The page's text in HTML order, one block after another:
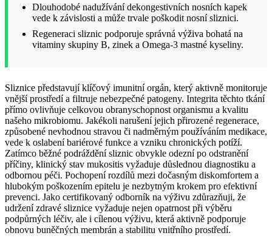
Dlouhodobé nadužívání dekongestivních nosních kapek
vede k závislosti a může trvale poškodit nosní sliznici.
Regeneraci sliznic podporuje správná výživa bohatá na
vitaminy skupiny B, zinek a Omega-3 mastné kyseliny.
Sliznice představují klíčový imunitní orgán, který aktivně monitoruje
vnější prostředí a filtruje nebezpečné patogeny. Integrita těchto tkání
přímo ovlivňuje celkovou obranyschopnost organismu a kvalitu
našeho mikrobiomu. Jakékoli narušení jejich přirozené regenerace,
způsobené nevhodnou stravou či nadměrným používáním medikace,
vede k oslabení bariérové funkce a vzniku chronických potíží.
Zatímco běžné podráždění sliznic obvykle odezní po odstranění
příčiny, klinický stav mukositis vyžaduje důslednou diagnostiku a
odbornou péči. Pochopení rozdílů mezi dočasným diskomfortem a
hlubokým poškozením epitelu je nezbytným krokem pro efektivní
prevenci. Jako certifikovaný odborník na výživu zdůrazňuji, že
udržení zdravé sliznice vyžaduje nejen opatrnost při výběru
podpůrných léčiv, ale i cílenou výživu, která aktivně podporuje
obnovu buněčných membrán a stabilitu vnitřního prostředí.